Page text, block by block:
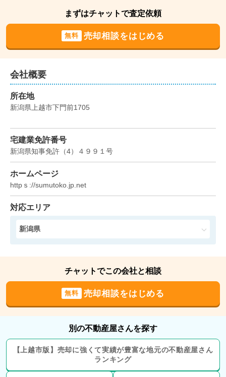
1,000万円
新潟県上越市大字上源入
状態: 更地
500
新潟県上越市大字横曽根
状態:更地
800
状態:更地 土地面積:488㎡
900万円 2024年8月
まずはチャットで査定依頼
無料 売却相談をはじめる
会社概要
所在地
新潟県上越市下門前1705
宅建業免許番号
新潟県知事免許 （4） ４９９１ 号
ホームページ
httpｓ://sumutoko.jp.net
対応エリア
新潟県
チャットでこの会社と相談
無料 売却相談をはじめる
別の不動産屋さんを探す
【 上越市版】 売却に強くて実績が豊富な地元の不動産屋さん
ランキング